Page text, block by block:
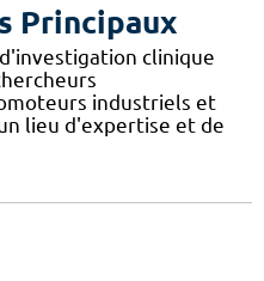
Principaux
clinique
industriels et
lieu d'expertise et de